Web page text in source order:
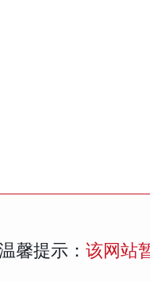
馨提示： 该网站